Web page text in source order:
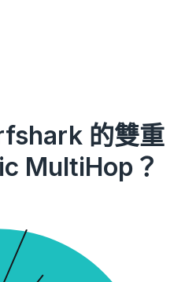
的雙重
MultiHop？